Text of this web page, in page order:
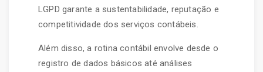
LGPD garante a sustentabilidade, reputação e
competitividade dos serviços contábeis.
Além disso, a rotina contábil envolve desde o
registro de dados básicos até análises